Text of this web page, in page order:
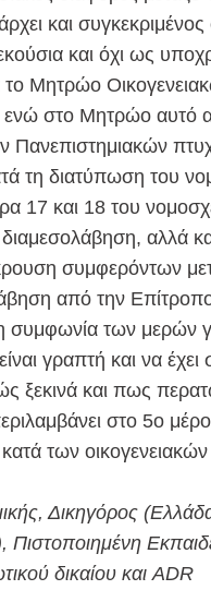
και συγκεκριμένος
και όχι ως
Μητρώο
ενώ στο Μητρώο αυτό
Πανεπιστημιακών
τη διατύπωση του
17 και 18 του
αλλά
συμφερόντων
από την Επίτροπο
συμφωνία των μερών
γραπτή και να
ξεκινά και πως
στο 5ο
κατά των
Δικηγόρος
δικαίου και ADR